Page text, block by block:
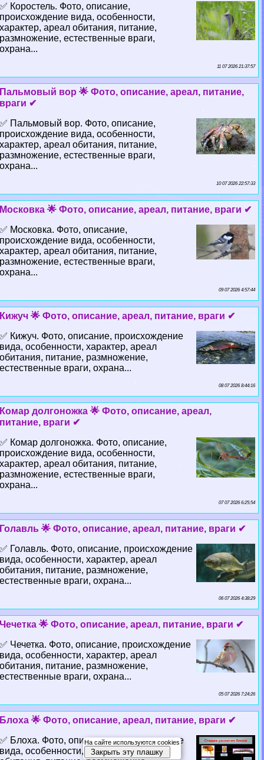
✅ Коростель. Фото, описание,
происхождение вида, особенности,
хаpaктер, ареал обитания, питание,
размножение, естественные враги,
охрана...
11 07 2026 21:37:57
Пальмовый вор 🌟 Фото, описание, ареал, питание,
враги ✔
✅ Пальмовый вор. Фото, описание,
происхождение вида, особенности,
хаpaктер, ареал обитания, питание,
размножение, естественные враги,
охрана...
10 07 2026 22:57:33
Московка 🌟 Фото, описание, ареал, питание, враги ✔
✅ Московка. Фото, описание,
происхождение вида, особенности,
хаpaктер, ареал обитания, питание,
размножение, естественные враги,
охрана...
09 07 2026 4:57:44
Кижуч 🌟 Фото, описание, ареал, питание, враги ✔
✅ Кижуч. Фото, описание, происхождение
вида, особенности, хаpaктер, ареал
обитания, питание, размножение,
естественные враги, охрана...
08 07 2026 8:44:16
Комар долгоножка 🌟 Фото, описание, ареал,
питание, враги ✔
✅ Комар долгоножка. Фото, описание,
происхождение вида, особенности,
хаpaктер, ареал обитания, питание,
размножение, естественные враги,
охрана...
07 07 2026 6:25:54
Голавль 🌟 Фото, описание, ареал, питание, враги ✔
✅ Голавль. Фото, описание, происхождение
вида, особенности, хаpaктер, ареал
обитания, питание, размножение,
естественные враги, охрана...
06 07 2026 4:38:29
Чечетка 🌟 Фото, описание, ареал, питание, враги ✔
✅ Чечетка. Фото, описание, происхождение
вида, особенности, хаpaктер, ареал
обитания, питание, размножение,
естественные враги, охрана...
05 07 2026 7:24:26
Блоха 🌟 Фото, описание, ареал, питание, враги ✔
✅ Блоха. Фото, описание, происхождение
вида, особенности, хаpaктер, ареал
На сайте используются cookies
Закрыть эту плашку